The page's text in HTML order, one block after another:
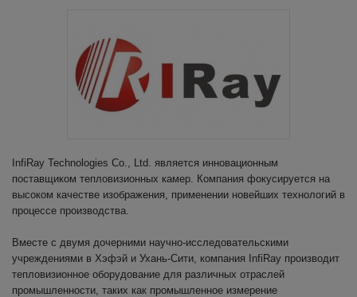
InfiRay Technologies Co., Ltd. является инновационным
поставщиком тепловизионных камер. Компания фокусируется на
высоком качестве изображения, применении новейших технологий в
процессе производства.
Вместе с двумя дочерними научно-исследовательскими
учреждениями в Хэфэй и Ухань-Сити, компания InfiRay производит
тепловизионное оборудование для различных отраслей
промышленности, таких как промышленное измерение